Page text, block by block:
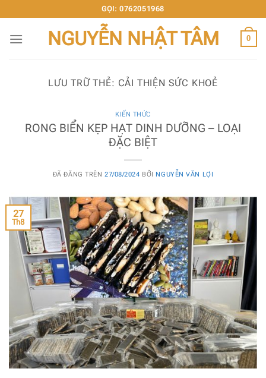
đến
nội
GỌI: 0762051968
NGUYỄN NHẬT TÂM 0
LƯU TRỮ THẺ: CẢI THIỆN SỨC KHOẺ
KIẾN THỨC
RONG BIỂN KẸP HẠT DINH DƯỠNG – LOẠI
ĐẶC BIỆT
ĐÃ ĐĂNG TRÊN 27/08/2024 BỞI NGUYỄN VĂN LỢI
27
Th8